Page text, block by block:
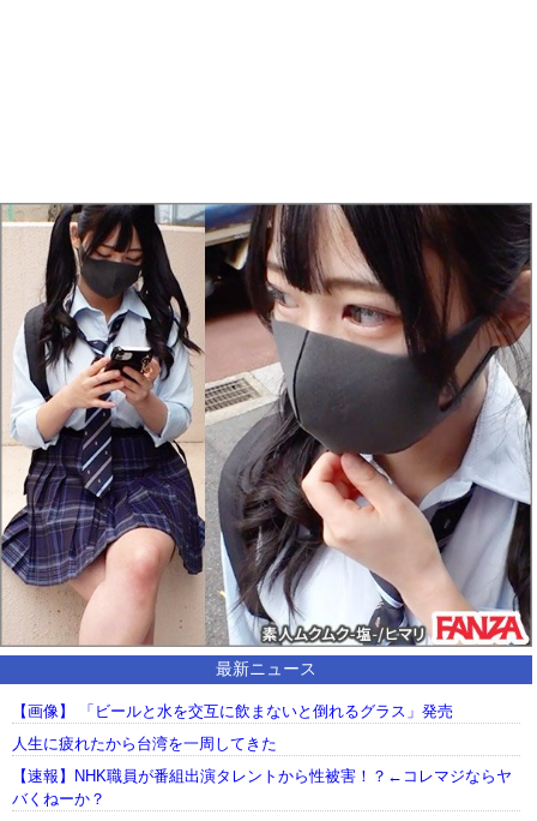
最新ニュース
【画像】 「ビールと水を交互に飲まないと倒れるグラス」発売
人生に疲れたから台湾を一周してきた
【速報】NHK職員が番組出演タレントから性被害！？←コレマジならヤ
バくねーか？